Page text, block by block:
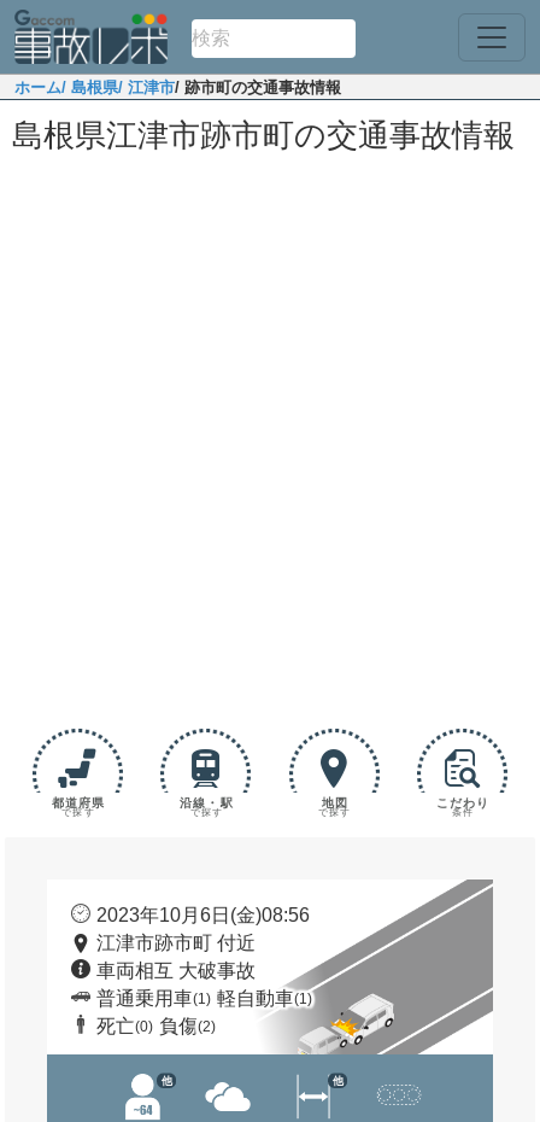
ホーム/ 島根県/ 江津市/ 跡市町の交通事故情報
島根県江津市跡市町の交通事故情報
都道府県
で探す
沿線・駅
で探す
地図
で探す
こだわり
条件
2023年10月6日(金)08:56
江津市跡市町 付近
車両相互 大破事故
普通乗用車(1) 軽自動車(1)
死亡(0) 負傷(2)
他 他